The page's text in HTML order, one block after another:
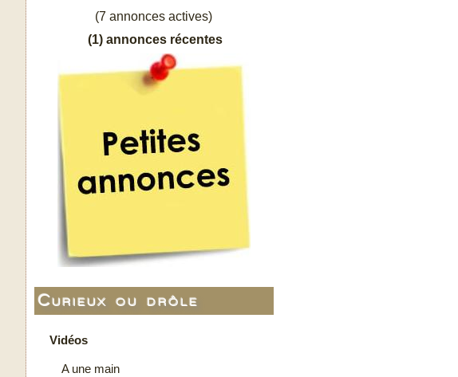
(7 annonces actives)
(1) annonces récentes
Curieux ou drôle
Vidéos
A une main